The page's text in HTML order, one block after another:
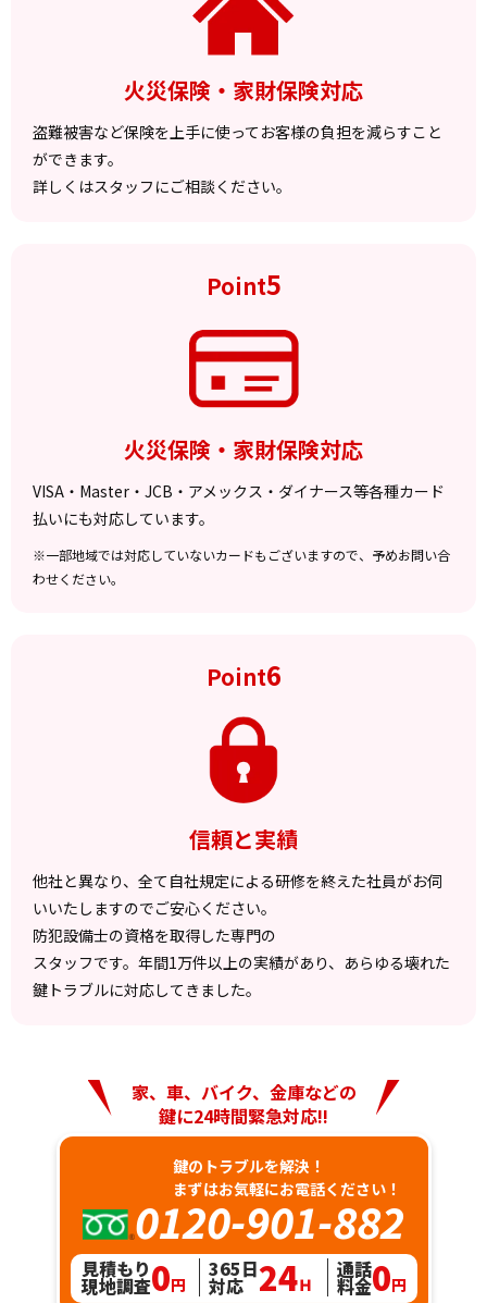
火災保険・家財保険対応
盗難被害など保険を上手に使ってお客様の負担を減らすこと
ができます。
詳しくはスタッフにご相談ください。
Point5
火災保険・家財保険対応
VISA・Master・JCB・アメックス・ダイナース等各種カード
払いにも対応しています。
※一部地域では対応していないカードもございますので、予めお問い合
わせください。
Point6
信頼と実績
他社と異なり、全て自社規定による研修を終えた社員がお伺
いいたしますのでご安心ください。
防犯設備士の資格を取得した専門の
スタッフです。年間1万件以上の実績があり、あらゆる壊れた
鍵トラブルに対応してきました。
家、車、バイク、金庫などの
鍵に24時間緊急対応!!
鍵のトラブルを解決！
まずはお気軽にお電話ください！
0120-901-882
見積もり
現地調査0円
365日
対応 24Ｈ
通話
料金0円